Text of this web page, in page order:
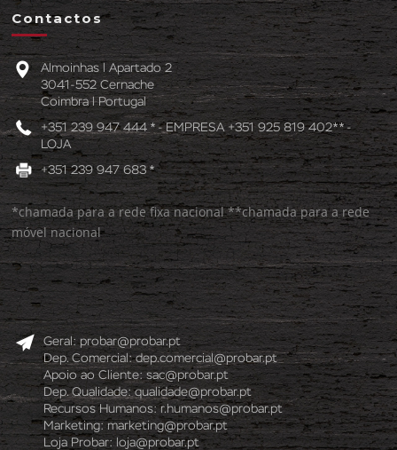
Contactos
Almoinhas l Apartado 2
3041-552 Cernache
Coimbra l Portugal
+351 239 947 444 * - EMPRESA +351 925 819 402** -
LOJA
+351 239 947 683 *
*chamada para a rede fixa nacional **chamada para a rede
móvel nacional
Geral:probar@probar.pt
Dep. Comercial:dep.comercial@probar.pt
Apoio ao Cliente:sac@probar.pt
Dep. Qualidade:qualidade@probar.pt
Recursos Humanos:r.humanos@probar.pt
Marketing:marketing@probar.pt
Loja Probar: loja@probar.pt